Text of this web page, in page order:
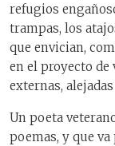
refugios
trampas, los
que envician,
en el proyecto de
externas,
Un poeta
poemas, y que